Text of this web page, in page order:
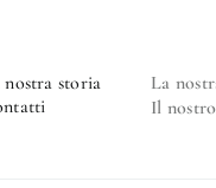
nostra storia
La
Il